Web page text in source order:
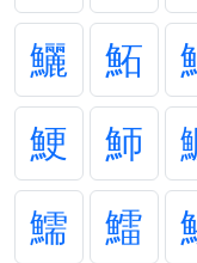
鱺
鮖
鯁
魳
鱬
鱩